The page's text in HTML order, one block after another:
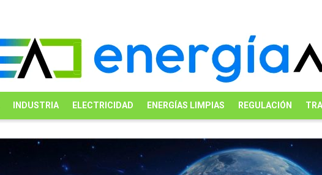
INDUSTRIA ELECTRICIDAD ENERGÍAS LIMPIAS REGULACIÓN